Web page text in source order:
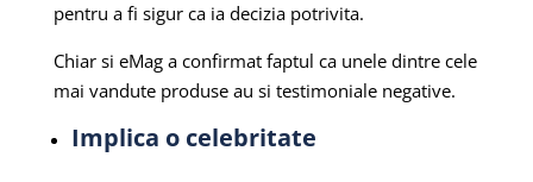
pentru a fi sigur ca ia decizia potrivita.
Chiar si eMag a confirmat faptul ca unele dintre cele
mai vandute produse au si testimoniale negative.
Implica o celebritate